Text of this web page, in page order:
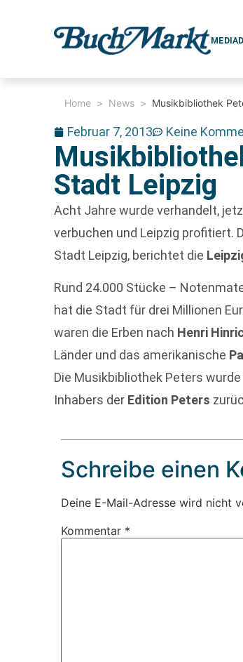
Home > News > Musikbibliothek
Februar 7, 2013 Keine
Stadt Leipzig
Acht Jahre wurde verhandelt,
verbuchen und Leipzig profitiert.
Stadt Leipzig, berichtet die
Rund 24.000 Stücke –
hat die Stadt für drei Millionen
waren die Erben nach Henri
Länder und das amerikanische
Die Musikbibliothek Peters
Inhabers der Edition Peters
Schreibe einen
Deine E-Mail-Adresse wird nicht
Kommentar *